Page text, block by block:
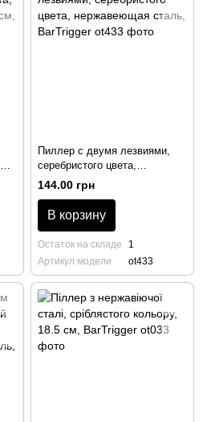
Пиллер с двумя лезвиями,
серебристого цвета,
нержавеющая сталь,
BarTrigger
144.00 грн
В корзину
Остаток на складе
1
Артикул модели
ot433